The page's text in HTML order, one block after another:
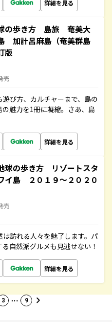
詳細を見る
の歩き方 島旅 奄美大
加計呂麻島（奄美群島
版
売
び方、カルチャーまで、島の
魅力を1冊に凝縮。さあ、島
詳細を見る
球の歩き方 リゾートスタ
島 ２０１９～２０２０
売
訪れる人々を魅了します。パ
自然派グルメも見逃せない！
詳細を見る
3 … 9